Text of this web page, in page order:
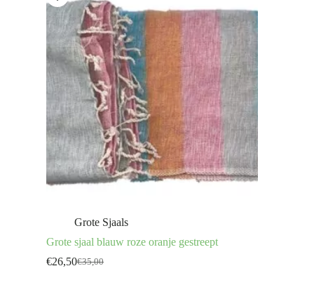
Grote Sjaals
Grote sjaal blauw roze oranje gestreept
€35,00
Oorspronkelijke
€26,50Huidige